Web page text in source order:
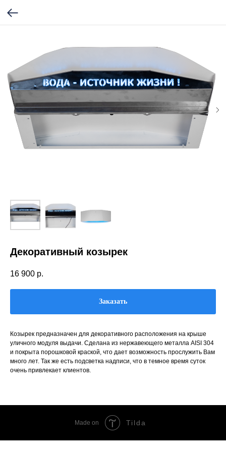
Декоративный козырек
16 900 р.
Заказать
Козырек предназначен для декоративного расположения на крыше
уличного модуля выдачи. Сделана из нержавеющего металла AISI 304
и покрыта порошковой краской, что дает возможность прослужить Вам
много лет. Так же есть подсветка надписи, что в темное время суток
очень привлекает клиентов.
Made on Tilda